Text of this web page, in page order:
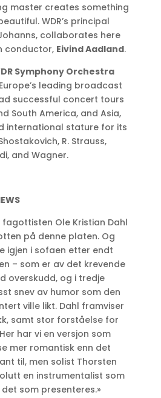
master creates something
WDR’s principal
collaborates here
conductor, Eivind Aadland.
Symphony Orchestra
leading broadcast
successful concert tours
South America, and Asia,
international stature for its
R. Strauss,
and Wagner.
fagottisten Ole Kristian Dahl
på denne platen. Og
igjen i sofaen etter endt
– som er av det krevende
overskudd, og i tredje
snev av humor som den
ville likt. Dahl framviser
samt stor forståelse for
har vi en versjon som
mer romantisk enn det
til, men solist Thorsten
en instrumentalist som
som presenteres.»